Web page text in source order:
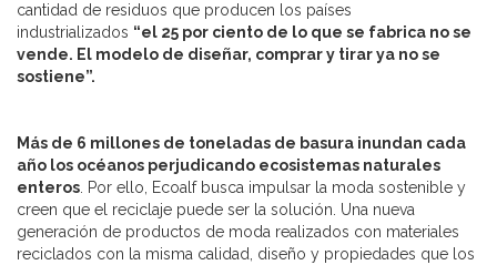
cantidad de residuos que producen los países
industrializados “el 25 por ciento de lo que se fabrica no se
vende. El modelo de diseñar, comprar y tirar ya no se
sostiene”.
Más de 6 millones de toneladas de basura inundan cada
año los océanos perjudicando ecosistemas naturales
enteros . Por ello, Ecoalf busca impulsar la moda sostenible y
creen que el reciclaje puede ser la solución. Una nueva
generación de productos de moda realizados con materiales
reciclados con la misma calidad, diseño y propiedades que los